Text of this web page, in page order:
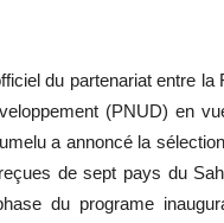
du partenariat entre
(PNUD) en
a annoncé la
de sept pays du
du programe